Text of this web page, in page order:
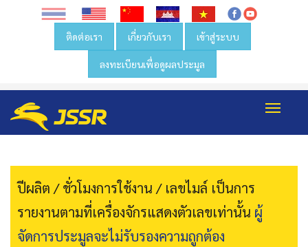
ติดต่อเรา เกี่ยวกับเรา เข้าสู่ระบบ
ลงทะเบียนเพื่อดูผลประมูล
ปีผลิต / ชั่วโมงการใช้งาน / เลขไมล์ เป็นการ
รายงานตามที่เครื่องจักรแสดงตัวเลขเท่านั้น ผู้
จัดการประมูลจะไม่รับรองความถูกต้อง